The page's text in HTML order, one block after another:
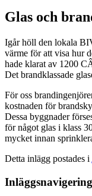
Glas och
Igår höll den lokala
värme för att visa hur
hade klarat av 1200
Det brandklassade
För oss
kostnaden för
Dessa byggnader
för något glas i klass
mycket innan
Detta inlägg postades i
Inläggsnavigering